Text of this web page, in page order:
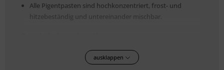
Alle Pigentpasten sind hochkonzentriert, frost- und
hitzebeständig und untereinander mischbar.
Die Firma MIXOL gehört europaweit zu den führenden
Unternehmen auf dem Gebiet "universelles Abtönen von
ausklappen